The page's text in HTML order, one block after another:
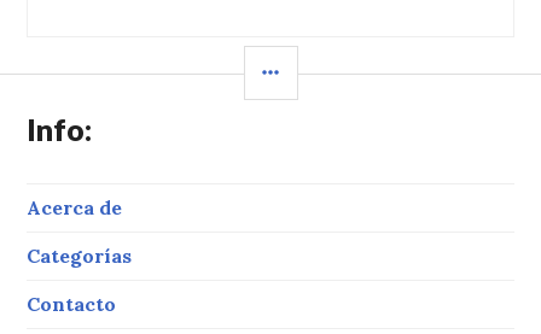
entradas
LATERAL
Info:
Acerca de
Categorías
Contacto